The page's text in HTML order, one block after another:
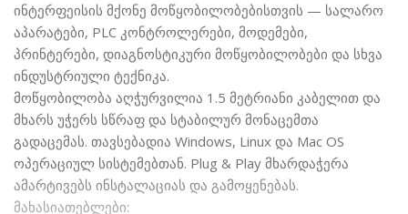
ინტერფეისის მქონე მოწყობილობებისთვის — სალარო
აპარატები, PLC კონტროლერები, მოდემები,
პრინტერები, დიაგნოსტიკური მოწყობილობები და სხვა
ინდუსტრიული ტექნიკა.
მოწყობილობა აღჭურვილია 1.5 მეტრიანი კაბელით და
მხარს უჭერს სწრაფ და სტაბილურ მონაცემთა
გადაცემას. თავსებადია Windows, Linux და Mac OS
ოპერაციულ სისტემებთან. Plug & Play მხარდაჭერა
ამარტივებს ინსტალაციას და გამოყენებას.
მახასიათებლები: